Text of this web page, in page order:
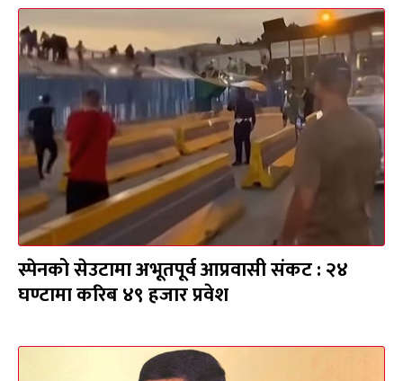
स्पेनको सेउटामा अभूतपूर्व आप्रवासी संकट : २४
घण्टामा करिब ४९ हजार प्रवेश